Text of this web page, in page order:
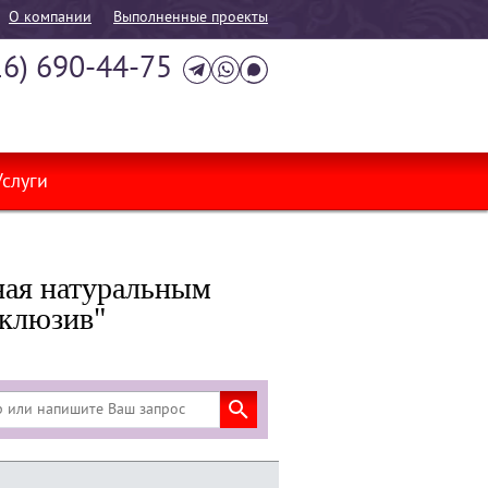
О компании Выполненные проекты
690-44-75
натуральным